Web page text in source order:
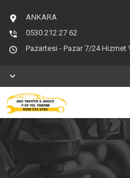
ANKARA
0530 212 27 62
Pazartesi - Pazar 7/24 Hizmet